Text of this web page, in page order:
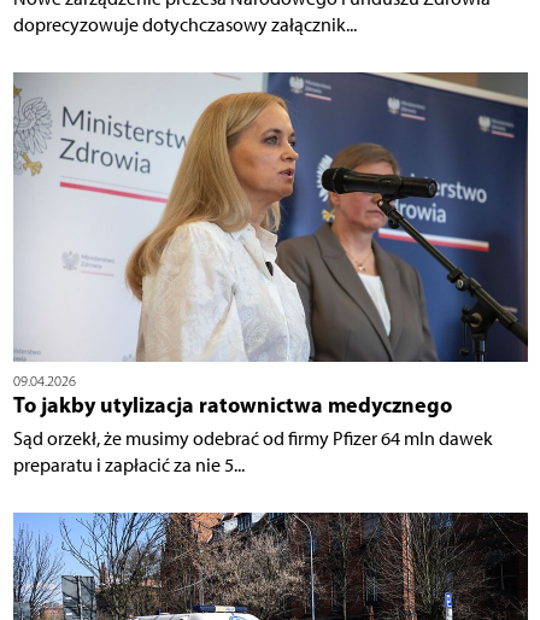
doprecyzowuje dotychczasowy załącznik...
09.04.2026
To jakby utylizacja ratownictwa medycznego
Sąd orzekł, że musimy odebrać od firmy Pfizer 64 mln dawek
preparatu i zapłacić za nie 5...